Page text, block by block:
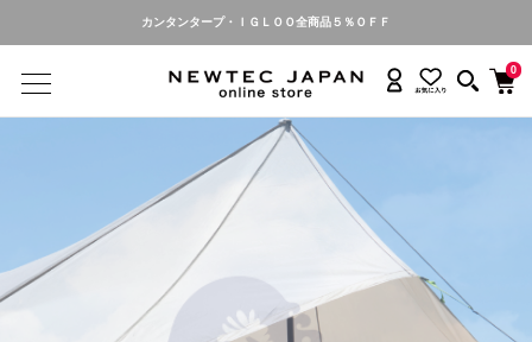
カンタンタープ・ＩＧＬＯＯ全商品５％ＯＦＦ
0